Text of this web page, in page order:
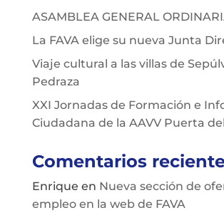
ASAMBLEA GENERAL
La FAVA elige su nueva Junta
Viaje cultural a las villas de
Pedraza
XXI Jornadas de Formación e
Ciudadana de la AAVV Puerta
Comentarios
Enrique en Nueva sección de
empleo en la web de FAVA